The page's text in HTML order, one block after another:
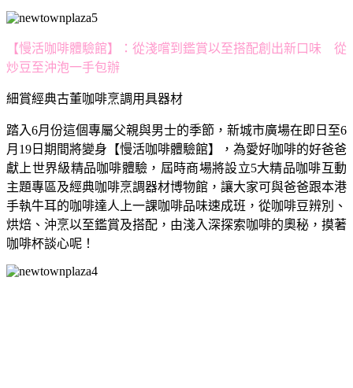
【慢活咖啡體驗館】：從淺嚐到鑑賞以至搭配創出新口味 從
炒豆至沖泡一手包辦
細賞經典古董咖啡烹調用具器材
踏入6月份這個專屬父親與男士的季節，新城市廣場在即日至6
月19日期間將變身【慢活咖啡體驗館】，為愛好咖啡的好爸爸
獻上世界級精品咖啡體驗，屆時商場將設立5大精品咖啡互動
主題專區及經典咖啡烹調器材博物館，讓大家可與爸爸跟本港
手執牛耳的咖啡達人上一課咖啡品味速成班，從咖啡豆辨別、
烘焙、沖烹以至鑑賞及搭配，由淺入深探索咖啡的奧秘，摸著
咖啡杯談心呢！